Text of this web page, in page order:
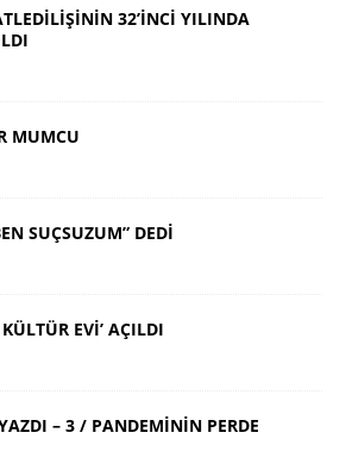
32’İNCİ YILINDA
MUMCU
SUÇSUZUM” DEDİ
EVİ’ AÇILDI
– 3 / PANDEMİNİN PERDE